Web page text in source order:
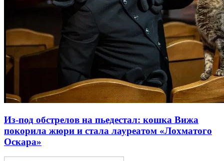
Из-под обстрелов на пьедестал: кошка Вижа
покорила жюри и стала лауреатом «Лохматого
Оскара»